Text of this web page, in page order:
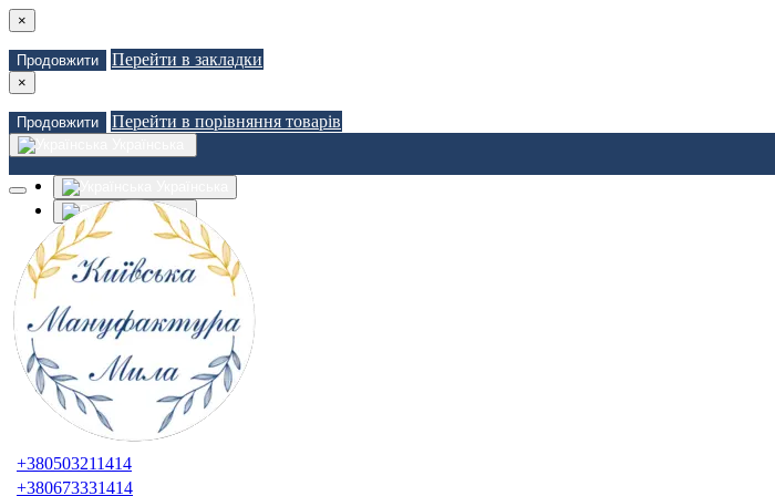
×
Продовжити Перейти в закладки
×
Продовжити Перейти в порівняння товарів
Russian
Закладки (0)
Порівняння товарів (0)
Зв'язатися з нами
Авторизація
Реєстрація
+380503211414
+380673331414